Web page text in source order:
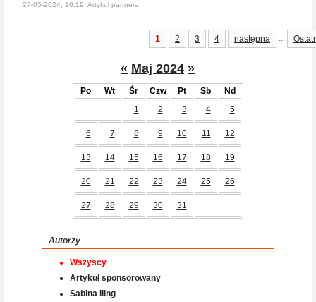
27-05-2024, 10:19, Artykuł partnera,
1 2 3 4 następna ...
« Maj 2024 »
Po Wt Śr Czw Pt Sb
Nd
1
2 3 4 5
6 7 8 9 10 11 12
13 14 15 16 17 18 19
20 21 22 23 24 25 26
27 28 29 30 31
Autorzy
Wszyscy
Artykuł sponsorowany
Sabina Iling